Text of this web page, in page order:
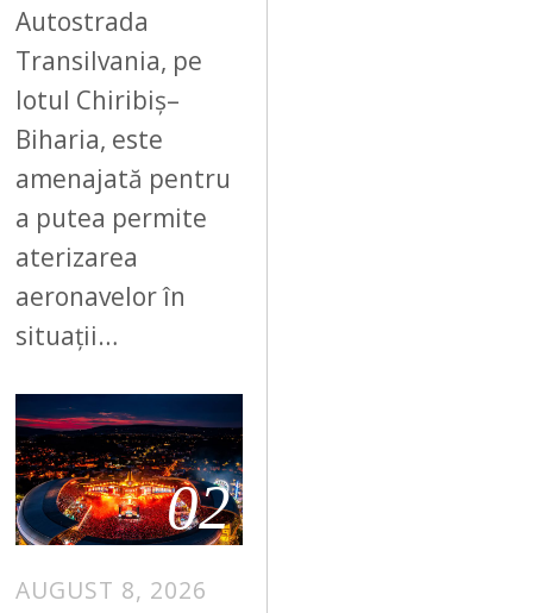
Autostrada
Transilvania, pe
lotul Chiribiș–
Biharia, este
amenajată pentru
a putea permite
aterizarea
aeronavelor în
situații…
02
AUGUST 8, 2026